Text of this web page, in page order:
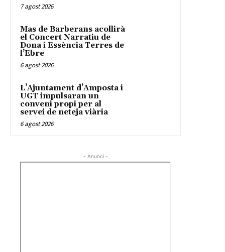
7 agost 2026
Mas de Barberans acollirà
el Concert Narratiu de
Dona i Essència Terres de
l’Ebre
6 agost 2026
L’Ajuntament d’Amposta i
UGT impulsaran un
conveni propi per al
servei de neteja viària
6 agost 2026
- Anunci -